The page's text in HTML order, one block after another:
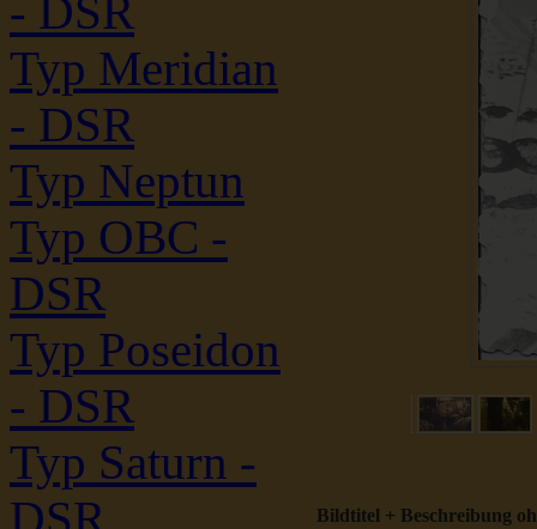
- DSR
Typ Meridian
- DSR
Typ Neptun
Typ OBC -
DSR
Typ Poseidon
- DSR
Typ Saturn -
Bildtitel + Beschreibung